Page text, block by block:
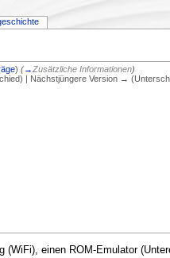
) (→Zusätzliche Informationen)
| Nächstjüngere Version →
einen ROM-Emulator